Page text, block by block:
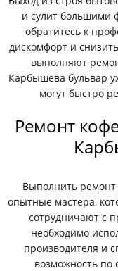
и сулит большими
обратитесь к
дискомфорт и
выполняют
Карбышева бульвар
могут быстро
Ремонт
Выполнить
опытные мастера,
сотрудничают с
необходимо
производителя и
возможность по